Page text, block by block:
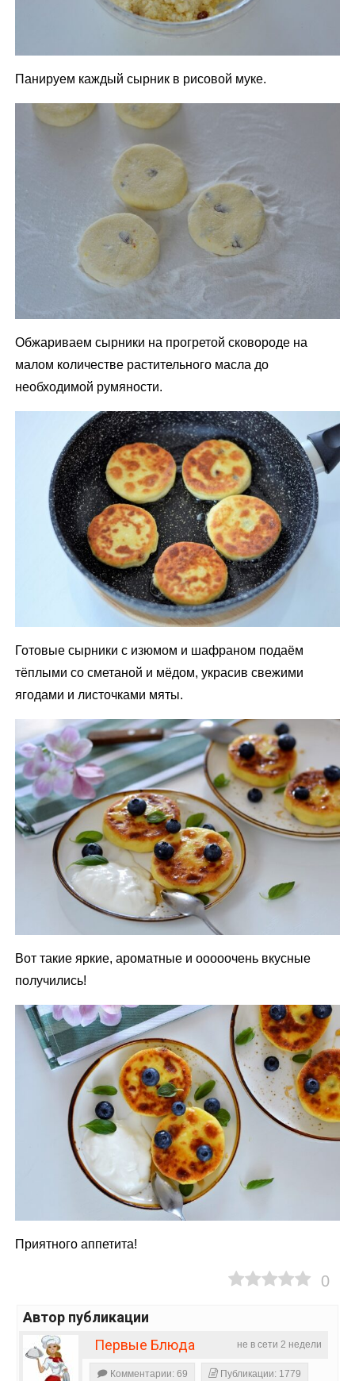
Панируем каждый сырник в рисовой муке.
Обжариваем сырники на прогретой сковороде на
малом количестве растительного масла до
необходимой румяности.
Готовые сырники с изюмом и шафраном подаём
тёплыми со сметаной и мёдом, украсив свежими
ягодами и листочками мяты.
Вот такие яркие, ароматные и ооооочень вкусные
получились!
Приятного аппетита!
0
Автор публикации
не в сети 2 недели
Первые Блюда
Комментарии: 69 Публикации: 1779